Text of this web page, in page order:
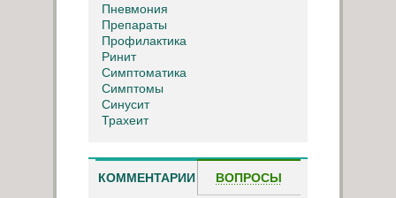
Пневмония
Препараты
Профилактика
Ринит
Симптоматика
Симптомы
Синусит
Трахеит
КОММЕНТАРИИ ВОПРОСЫ